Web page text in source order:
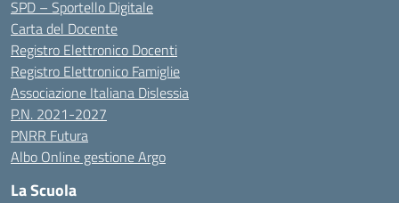
SPD – Sportello Digitale
Carta del Docente
Registro Elettronico Docenti
Registro Elettronico Famiglie
Associazione Italiana Dislessia
P.N. 2021-2027
PNRR Futura
Albo Online gestione Argo
La Scuola